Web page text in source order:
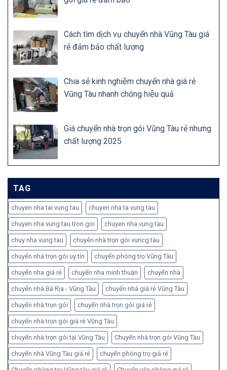
Cách tìm dịch vụ chuyển nhà Vũng Tàu giá
rẻ đảm bảo chất lượng
Chia sẻ kinh nghiệm chuyển nhà giá rẻ
Vũng Tàu nhanh chóng hiệu quả
Giá chuyển nhà trọn gói Vũng Tàu rẻ nhưng
chất lượng 2025
TAG
chuyen nha tai vung tau chuyen nha ta vung tau
chuyen nha vung tau tron goi chuyen nha vung tàu
chuy nha vung tau chuyên nhà trọn gói vuncg tàu
chuyển nhà trọn gói uy tín chuyển phòng trọ Vũng Tàu
chuyển nha giá rẻ chuyển nha minh thuận chuyển nhà
chuyển nhà Bà Rịa - Vũng Tàu chuyển nhà giá rẻ Vũng Tàu
chuyển nhà trọn gói chuyển nhà trọn gói giá rẻ
chuyển nhà trọn gói giá rẻ Vũng Tàu
chuyển nhà trọn gói tại Vũng Tàu Chuyển nhà trọn gói Vũng Tàu
chuyển nhà Vũng Tàu giá rẻ chuyển phòng trọ giá rẻ